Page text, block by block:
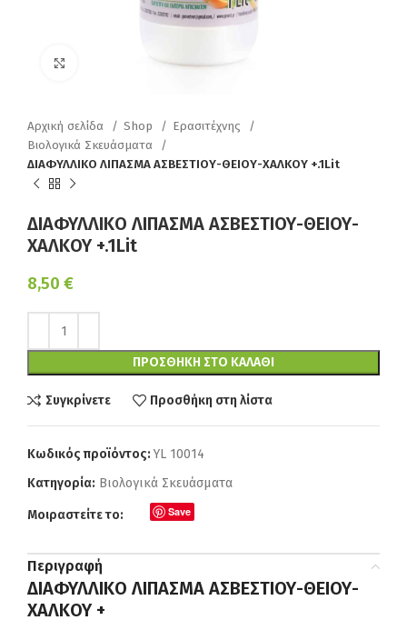
Κάντε κλικ για να μεγεθύνετε
Αρχική σελίδα Shop
Ερασιτέχνης
Βιολογικά Σκευάσματα
ΔΙΑΦΥΛΛΙΚΟ ΛΙΠΑΣΜΑ ΑΣΒΕΣΤΙΟΥ-ΘΕΙΟΥ-ΧΑΛΚΟΥ +.1Lit
ΔΙΑΦΥΛΛΙΚΟ ΛΙΠΑΣΜΑ ΑΣΒΕΣΤΙΟΥ-ΘΕΙΟΥ-
ΧΑΛΚΟΥ +.1Lit
8,50 €
ΠΡΟΣΘΉΚΗ ΣΤΟ ΚΑΛΆΘΙ
Συγκρίνετε Προσθήκη στη λίστα
Κωδικός προϊόντος: YL 10014
Κατηγορία: Βιολογικά Σκευάσματα
Μοιραστείτε το: Save
Περιγραφή
ΔΙΑΦΥΛΛΙΚΟ ΛΙΠΑΣΜΑ ΑΣΒΕΣΤΙΟΥ-ΘΕΙΟΥ-
ΧΑΛΚΟΥ +